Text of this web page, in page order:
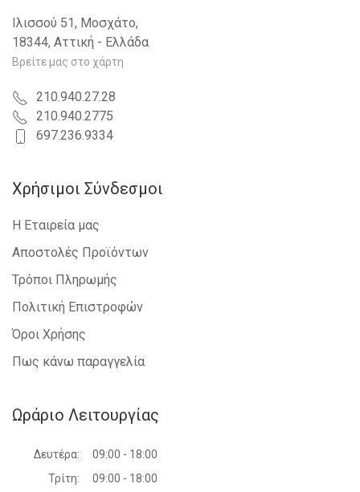
Ιλισσού 51, Μοσχάτο,
18344, Αττική - Ελλάδα
Βρείτε μας στο χάρτη
210.940.27.28
210.940.2775
697.236.9334
Χρήσιμοι Σύνδεσμοι
Η Εταιρεία μας
Αποστολές Προϊόντων
Τρόποι Πληρωμής
Πολιτική Επιστροφών
Όροι Χρήσης
Πως κάνω παραγγελία
Ωράριο Λειτουργίας
Δευτέρα:
09:00 - 18:00
Τρίτη:
09:00 - 18:00